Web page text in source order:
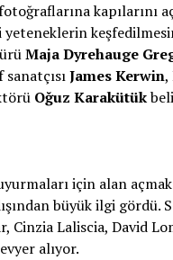
kapılarını
Maja Dyrehauge
James Kerwin,
Oğuz Karakütük
için alan
büyük ilgi gördü.
Cinzia Laliscia, David
alıyor.